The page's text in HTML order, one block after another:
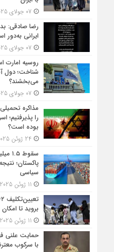
رضا صادقی:
ایرانی به‌دور
روسیه امارت
شناخت؛ دول
می‎‌بخشند؟
مذاکره
را پذیرفتیم؛
بوده است؟
پاکستان؛
سیاسی
بروید تا
حمایت علنی
با سرکوب